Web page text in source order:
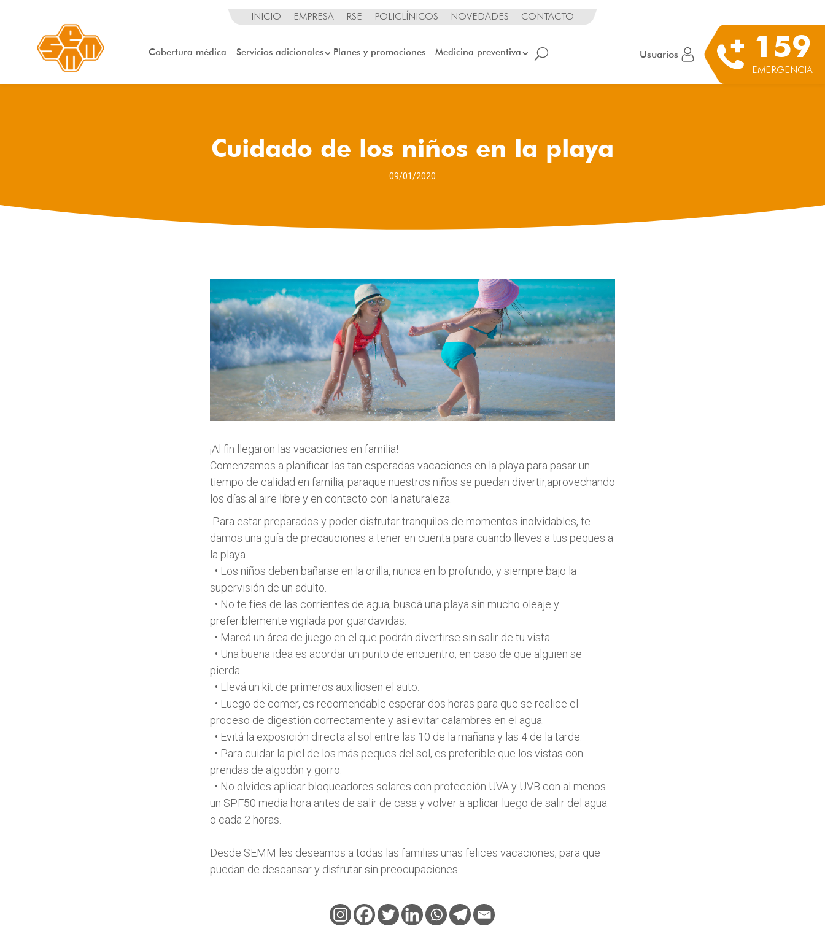
INICIO EMPRESA RSE POLICLÍNICOS NOVEDADES CONTACTO
Cobertura médica Servicios adicionales Planes y promociones Medicina preventiva Usuarios 159
EMERGENCIA
Cuidado de los niños en la playa
09/01/2020
¡Al fin llegaron las vacaciones en familia!
Comenzamos a planificar las tan esperadas vacaciones en la playa para pasar un
tiempo de calidad en familia, paraque nuestros niños se puedan divertir,aprovechando
los días al aire libre y en contacto con la naturaleza.
Para estar preparados y poder disfrutar tranquilos de momentos inolvidables, te
damos una guía de precauciones a tener en cuenta para cuando lleves a tus peques a
la playa.
• Los niños deben bañarse en la orilla, nunca en lo profundo, y siempre bajo la
supervisión de un adulto.
• No te fíes de las corrientes de agua; buscá una playa sin mucho oleaje y
preferiblemente vigilada por guardavidas.
• Marcá un área de juego en el que podrán divertirse sin salir de tu vista.
• Una buena idea es acordar un punto de encuentro, en caso de que alguien se
pierda.
• Llevá un kit de primeros auxiliosen el auto.
• Luego de comer, es recomendable esperar dos horas para que se realice el
proceso de digestión correctamente y así evitar calambres en el agua.
• Evitá la exposición directa al sol entre las 10 de la mañana y las 4 de la tarde.
• Para cuidar la piel de los más peques del sol, es preferible que los vistas con
prendas de algodón y gorro.
• No olvides aplicar bloqueadores solares con protección UVA y UVB con al menos
un SPF50 media hora antes de salir de casa y volver a aplicar luego de salir del agua
o cada 2 horas.
Desde SEMM les deseamos a todas las familias unas felices vacaciones, para que
puedan de descansar y disfrutar sin preocupaciones.